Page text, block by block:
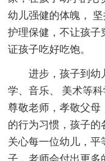
幼儿强健的体魄，
护理保健，不让孩子
证孩子吃好吃饱。
进步，孩子到幼
学、音乐、 美术等
尊敬老师，孝敬父母
的行为习惯，孩子的
关心每一位幼儿，